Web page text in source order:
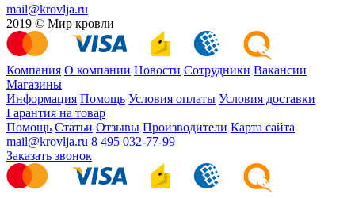
mail@krovlja.ru
2019 © Мир кровли
Компания О компании Новости Сотрудники Вакансии
Магазины
Информация Помощь Условия оплаты Условия доставки
Гарантия на товар
Помощь Статьи Отзывы Производители Карта сайта
mail@krovlja.ru 8 495 032-77-99
Заказать звонок